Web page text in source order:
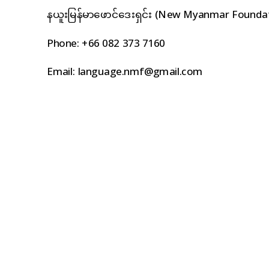
နယူးမြန်မာဖောင်ဒေးရှင်း (New Myanmar
Phone: +66 082 373 7160
Email: language.nmf@gmail.com